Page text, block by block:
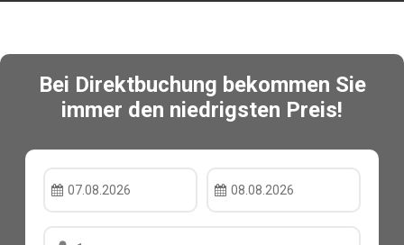
Bei Direktbuchung bekommen Sie
immer den niedrigsten Preis!
07.08.2026 08.08.2026